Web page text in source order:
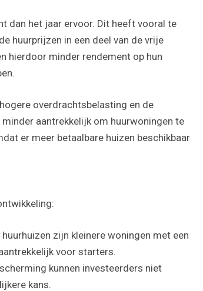
dan het jaar ervoor. Dit heeft vooral te
huurprijzen in een deel van de vrije
hierdoor minder rendement op hun
overdrachtsbelasting en de
aantrekkelijk om huurwoningen te
er meer betaalbare huizen beschikbaar
zijn kleinere woningen met een
voor starters.
kunnen investeerders niet
kans.